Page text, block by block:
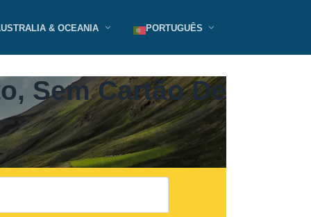
& OCEANIA PORTUGUÊS
Sem Cartão De